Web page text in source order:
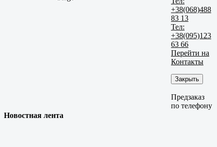
+38(068)488
83 13
Тел:
+38(095)123
63 66
Перейти на
Контакты
Закрыть
Предзаказ
по телефону
Новостная лента